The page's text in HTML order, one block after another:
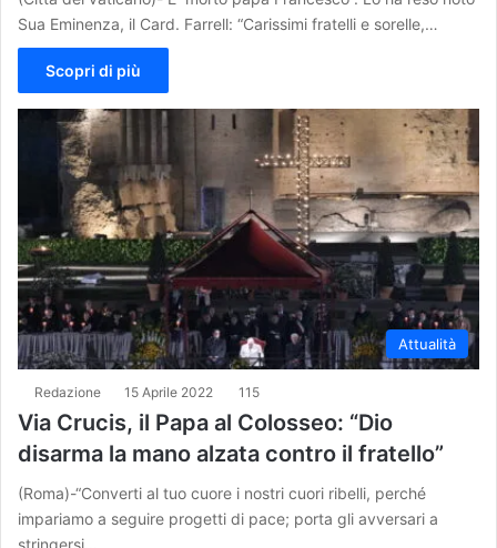
Sua Eminenza, il Card. Farrell: “Carissimi fratelli e sorelle,…
Scopri di più
Attualità
Redazione 15 Aprile 2022 115
Via Crucis, il Papa al Colosseo: “Dio
disarma la mano alzata contro il fratello”
(Roma)-“Converti al tuo cuore i nostri cuori ribelli, perché
impariamo a seguire progetti di pace; porta gli avversari a
stringersi…